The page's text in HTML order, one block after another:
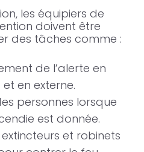
les équipiers de
doivent être
des tâches comme :
de l’alerte en
en externe.
personnes lorsque
est donnée.
extincteurs et robinets